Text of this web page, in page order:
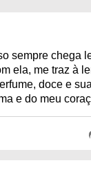
sempre chega
ela, me traz à
doce e
e do meu